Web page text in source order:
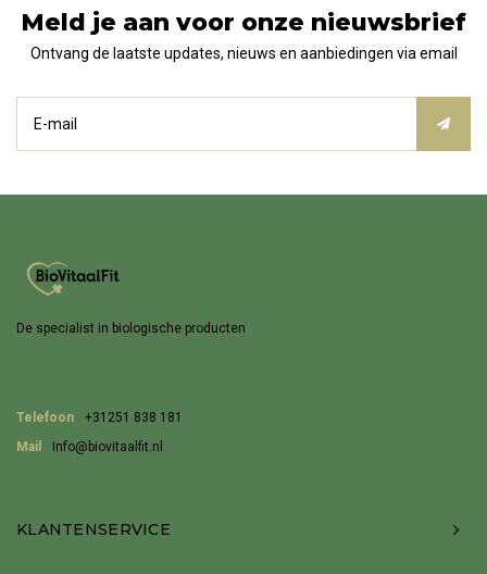
Meld je aan voor onze nieuwsbrief
Ontvang de laatste updates, nieuws en aanbiedingen via email
De specialist in biologische producten
Telefoon
+31251 838 181
Mail
Info@biovitaalfit.nl
KLANTENSERVICE